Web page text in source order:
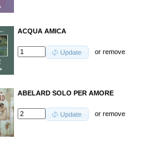
ACQUA AMICA
Update orremove
ABELARD SOLO PER AMORE
Update orremove